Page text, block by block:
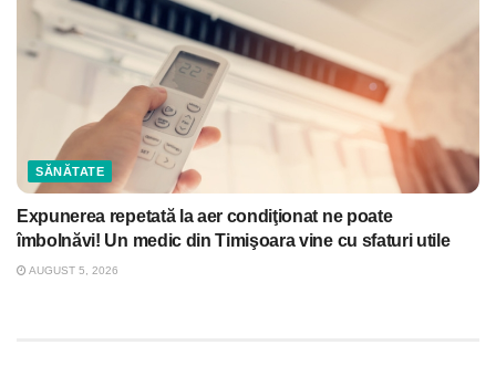
SĂNĂTATE
Expunerea repetată la aer condiţionat ne poate
îmbolnăvi! Un medic din Timişoara vine cu sfaturi utile
AUGUST 5, 2026